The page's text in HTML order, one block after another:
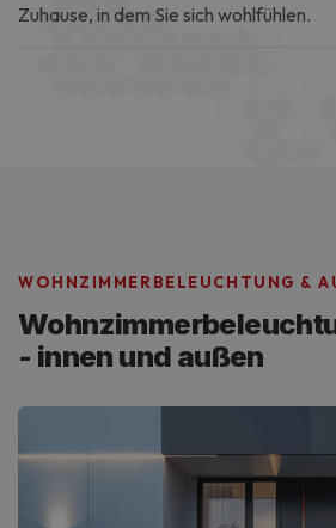
Zuhause, in dem Sie sich wohlfühlen.
WOHNZIMMERBELEUCHTUNG &
- innen und außen